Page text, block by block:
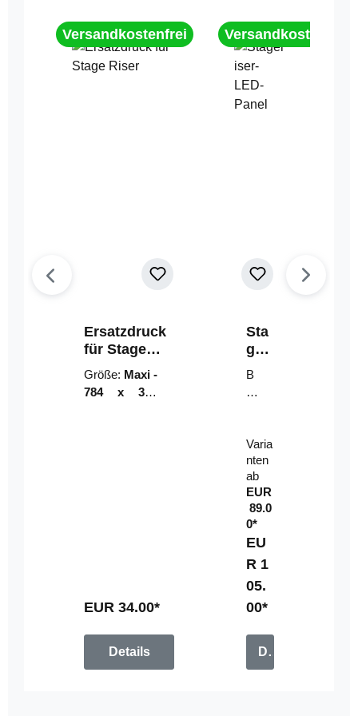
Versandkostenfrei
Ersatzdruck
für Stage
Riser
Größe: Maxi -
784 x 314
EUR 34.00*
Details
Versandkostenfrei
Sta
geri
ser-
LE
D-
el
B
un
mi
t
Fe
rn
be
di
en
u
n
g
Varia
nten
ab
EUR
89.0
0*
EU
R 1
05.
00*
Details